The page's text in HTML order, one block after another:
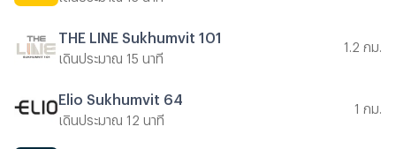
THE LINE Sukhumvit 101
เดินประมาณ 15 นาที
1.2 กม.
Elio Sukhumvit 64
เดินประมาณ 12 นาที
1 กม.